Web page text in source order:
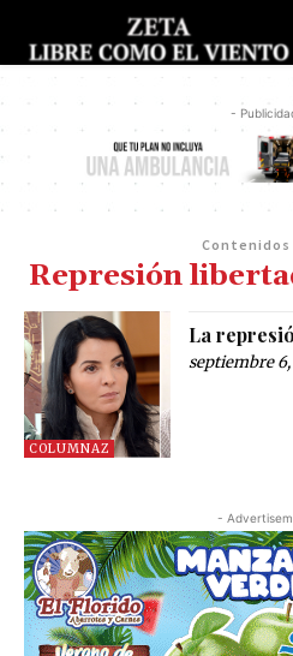
-
Contenidos
Represión
COLUMNAZ
La
septiembre
-